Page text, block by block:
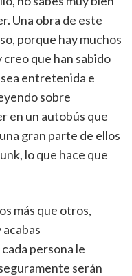
Una obra de este
porque hay muchos
que han sabido
entretenida e
sobre
en un autobús que
gran parte de ellos
lo que hace que
más que otros,
persona le
serán